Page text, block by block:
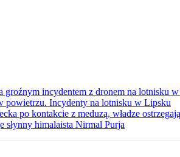
groźnym incydentem z dronem na lotnisku
powietrzu. Incydenty na lotnisku w Lipsku
po kontakcie z meduzą, władze
słynny himalaista Nirmal Purja